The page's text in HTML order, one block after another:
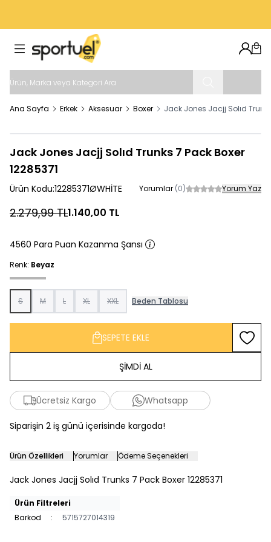
Ana Sayfa Erkek Aksesuar Boxer Jack Jones Jacjj Solıd
Jack Jones Jacjj Solıd Trunks 7 Pack Boxer
12285371
Ürün Kodu:12285371ØWHİTE Yorumlar (0) Yorum Yaz
2.279,99TL1.140,00 TL
4560 Para Puan Kazanma Şansı
Renk: Beyaz
S M L XL XXL Beden Tablosu
SEPETE EKLE
ŞİMDİ AL
Ücretsiz Kargo Whatsapp
Siparişin 2 iş günü içerisinde kargoda!
Ürün Özellikleri Yorumlar Ödeme Seçenekleri
Jack Jones Jacjj Solıd Trunks 7 Pack Boxer 12285371
Ürün Filtreleri
Barkod
: 5715727014319